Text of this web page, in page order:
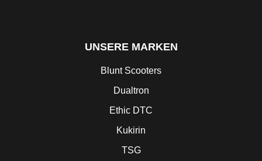
UNSERE MARKEN
Blunt Scooters
Dualtron
Ethic DTC
Kukirin
TSG